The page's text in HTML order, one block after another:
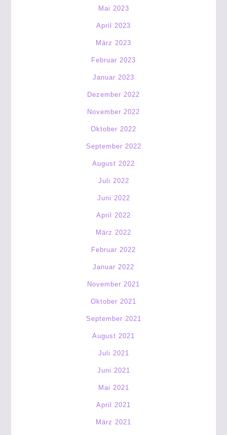
Mai 2023
April 2023
März 2023
Februar 2023
Januar 2023
Dezember 2022
November 2022
Oktober 2022
September 2022
August 2022
Juli 2022
Juni 2022
April 2022
März 2022
Februar 2022
Januar 2022
November 2021
Oktober 2021
September 2021
August 2021
Juli 2021
Juni 2021
Mai 2021
April 2021
März 2021